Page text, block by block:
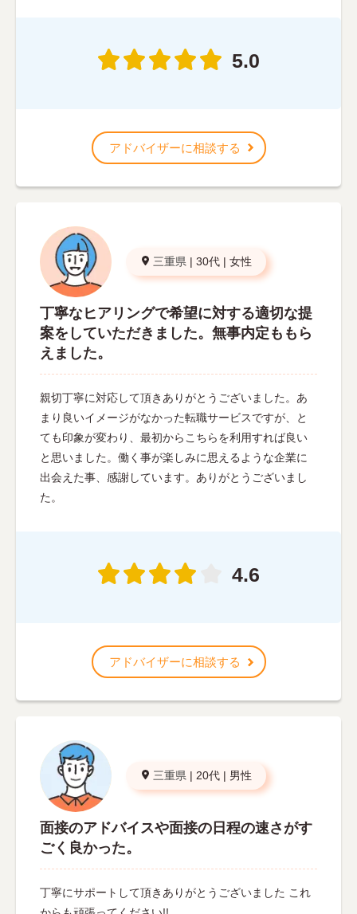
5.0
アドバイザーに相談する
三重県 | 30代 | 女性
丁寧なヒアリングで希望に対する適切な提
案をしていただきました。無事内定ももら
えました。
親切丁寧に対応して頂きありがとうございました。あ
まり良いイメージがなかった転職サービスですが、と
ても印象が変わり、最初からこちらを利用すれば良い
と思いました。働く事が楽しみに思えるような企業に
出会えた事、感謝しています。ありがとうございまし
た。
4.6
アドバイザーに相談する
三重県 | 20代 | 男性
面接のアドバイスや面接の日程の速さがす
ごく良かった。
丁寧にサポートして頂きありがとうございました これ